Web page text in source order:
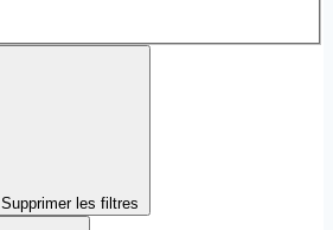
Supprimer les filtres